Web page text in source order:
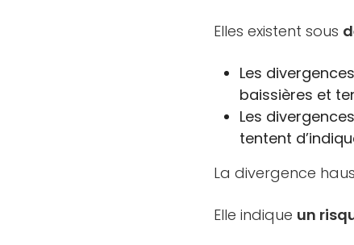
Elles existent sous
Les divergences
baissières et
Les
tentent
La divergence
Elle indique un